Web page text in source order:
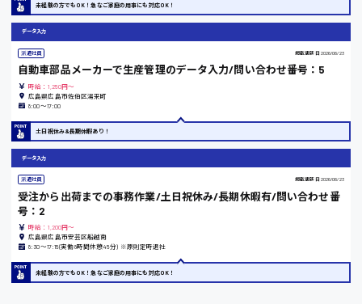
東京都
島根県
香川県
愛知県
時給1200円〜
時給1100円〜
未経験の方でもOK！急なご家庭の用事にも対応OK！
データ入力
派遣社員 掲載更新日 2026/06/23
自動車部品メーカーで生産管理のデータ入力/問い合わせ番号：5
時給：1,250円～
広島県広島市佐伯区湯来町
8:00〜17:00
土日祝休み&長期休暇あり！
データ入力
派遣社員 掲載更新日 2026/06/23
受注から出荷までの事務作業/土日祝休み/長期休暇有/問い合わせ番
号：2
時給：1,200円～
広島県広島市安芸区船越南
8:30〜17:15(実働8時間休憩45分) ※原則定時退社
未経験の方でもOK！急なご家庭の用事にも対応OK！